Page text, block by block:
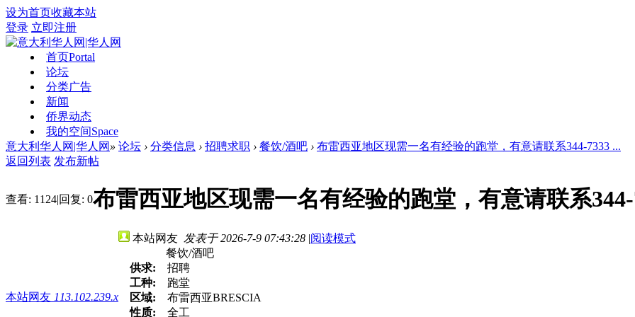
设为首页收藏本站
登录 立即注册
首页Portal
论坛
分类广告
新闻
侨界动态
我的空间Space
意大利华人网|华人网 » 论坛 › 分类信息 › 招聘求职 › 餐饮/酒吧 › 布雷西亚地区现需一名有经验的跑堂，有意请联系344-7333 ...
返回列表 发布新帖
查看: 1124|回复: 0布雷西亚地区现需一名有经验的跑堂，有意请联系344-
本站网友 113.102.239.x
本站网友 发表于 2026-7-9 07:43:28 |阅读模式
餐饮/酒吧
供求:
招聘
工种:
跑堂
区域:
布雷西亚BRESCIA
性质:
全工